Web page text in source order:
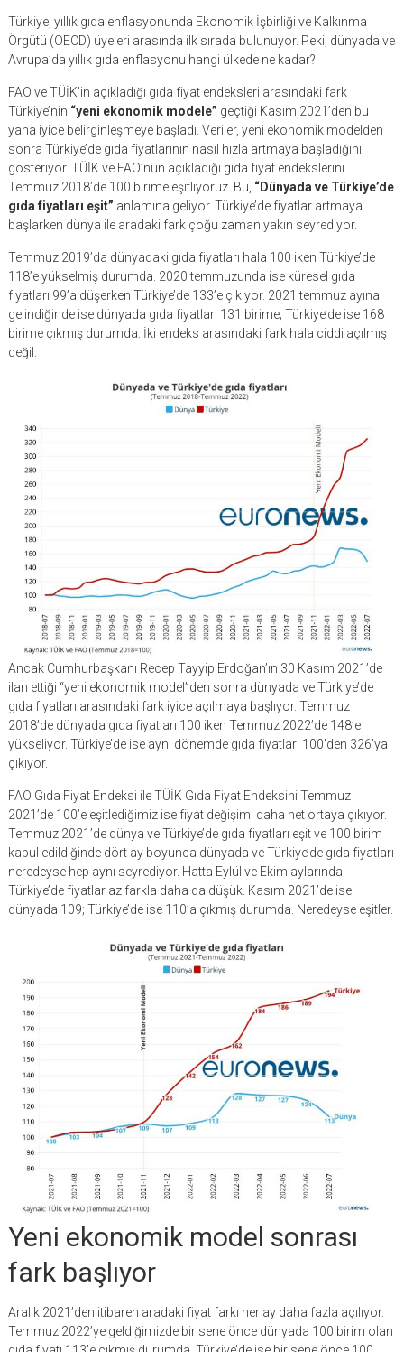
Türkiye, yıllık gıda enflasyonunda Ekonomik İşbirliği ve Kalkınma
Örgütü (OECD) üyeleri arasında ilk sırada bulunuyor. Peki, dünyada ve
Avrupa’da yıllık gıda enflasyonu hangi ülkede ne kadar?
FAO ve TÜİK’in açıkladığı gıda fiyat endeksleri arasındaki fark
Türkiye’nin “yeni ekonomik modele” geçtiği Kasım 2021’den bu
yana iyice belirginleşmeye başladı. Veriler, yeni ekonomik modelden
sonra Türkiye’de gıda fiyatlarının nasıl hızla artmaya başladığını
gösteriyor. TÜİK ve FAO’nun açıkladığı gıda fiyat endekslerini
Temmuz 2018’de 100 birime eşitliyoruz. Bu, “Dünyada ve Türkiye’de
gıda fiyatları eşit” anlamına geliyor. Türkiye’de fiyatlar artmaya
başlarken dünya ile aradaki fark çoğu zaman yakın seyrediyor.
Temmuz 2019’da dünyadaki gıda fiyatları hala 100 iken Türkiye’de
118’e yükselmiş durumda. 2020 temmuzunda ise küresel gıda
fiyatları 99’a düşerken Türkiye’de 133’e çıkıyor. 2021 temmuz ayına
gelindiğinde ise dünyada gıda fiyatları 131 birime; Türkiye’de ise 168
birime çıkmış durumda. İki endeks arasındaki fark hala ciddi açılmış
değil.
Ancak Cumhurbaşkanı Recep Tayyip Erdoğan’ın 30 Kasım 2021’de
ilan ettiği “yeni ekonomik model”den sonra dünyada ve Türkiye’de
gıda fiyatları arasındaki fark iyice açılmaya başlıyor. Temmuz
2018’de dünyada gıda fiyatları 100 iken Temmuz 2022’de 148’e
yükseliyor. Türkiye’de ise aynı dönemde gıda fiyatları 100’den 326’ya
çıkıyor.
FAO Gıda Fiyat Endeksi ile TÜİK Gıda Fiyat Endeksini Temmuz
2021’de 100’e eşitlediğimiz ise fiyat değişimi daha net ortaya çıkıyor.
Temmuz 2021’de dünya ve Türkiye’de gıda fiyatları eşit ve 100 birim
kabul edildiğinde dört ay boyunca dünyada ve Türkiye’de gıda fiyatları
neredeyse hep aynı seyrediyor. Hatta Eylül ve Ekim aylarında
Türkiye’de fiyatlar az farkla daha da düşük. Kasım 2021’de ise
dünyada 109; Türkiye’de ise 110’a çıkmış durumda. Neredeyse eşitler.
Yeni ekonomik model sonrası
fark başlıyor
Aralık 2021’den itibaren aradaki fiyat farkı her ay daha fazla açılıyor.
Temmuz 2022’ye geldiğimizde bir sene önce dünyada 100 birim olan